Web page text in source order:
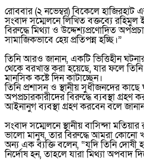
রোববার (২ নভেম্বর) বিকেলে
সংবাদ সম্মেলনে লিখিত বক্তব্যে
বিরুদ্ধে মিথ্যা ও উদ্দেশ্যপ্রণোদিত
সামাজিকভাবে হেয় প্রতিপন্ন হচ্ছি।”
তিনি আরও জানান, একটি ভিত্তিহীন
থেকে বরখাস্ত করা হয়েছে, যার ফলে
মানসিক কষ্টে দিন কাটাচ্ছেন।
তিনি প্রশাসন ও স্থানীয় সুধীজনদের
অপপ্রচারকারীদের বিরুদ্ধে ব্যবস্থা গ্রহণ
আইনানুগ ব্যবস্থা গ্রহণ করবেন বলে
সংবাদ সম্মেলনে স্থানীয় বাসিন্দা
ভালো মানুষ, তার বিরুদ্ধে আমরা কোনো
অন্য এক ব্যক্তি বলেন, “যদি তিনি
নির্দোষ হন, তাহলে যারা মিথ্যা অপবাদ